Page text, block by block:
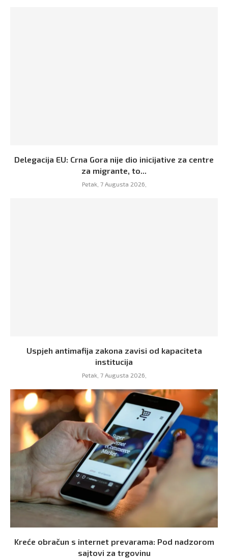
Delegacija EU: Crna Gora nije dio inicijative za centre
za migrante, to...
Petak, 7 Augusta 2026,
Uspjeh antimafija zakona zavisi od kapaciteta
institucija
Petak, 7 Augusta 2026,
Kreće obračun s internet prevarama: Pod nadzorom
sajtovi za trgovinu